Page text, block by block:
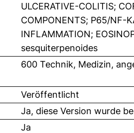
ULCERATIVE-COLITIS;
COMPONENTS; P65/NF-
INFLAMMATION;
sesquiterpenoides
600 Technik, Medizin,
Veröffentlicht
Ja, diese Version wurde
Ja